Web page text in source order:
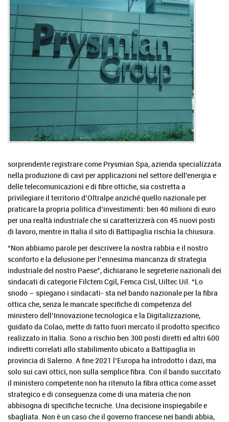
sorprendente registrare come Prysmian Spa, azienda specializzata
nella produzione di cavi per applicazioni nel settore dell'energia e
delle telecomunicazioni e di fibre ottiche, sia costretta a
privilegiare il territorio d’Oltralpe anziché quello nazionale per
praticare la propria politica d’investimenti: ben 40 milioni di euro
per una realtà industriale che si caratterizzerà con 45 nuovi posti
di lavoro, mentre in Italia il sito di Battipaglia rischia la chiusura.
“Non abbiamo parole per descrivere la nostra rabbia e il nostro
sconforto e la delusione per l’ennesima mancanza di strategia
industriale del nostro Paese”, dichiarano le segreterie nazionali dei
sindacati di categorie Filctem Cgil, Femca Cisl, Uiltec Uil. “Lo
snodo – spiegano i sindacati- sta nel bando nazionale per la fibra
ottica che, senza le mancate specifiche di competenza del
ministero dell’Innovazione tecnologica e la Digitalizzazione,
guidato da Colao, mette di fatto fuori mercato il prodotto specifico
realizzato in Italia. Sono a rischio ben 300 posti diretti ed altri 600
indiretti correlati allo stabilimento ubicato a Battipaglia in
provincia di Salerno. A fine 2021 l’Europa ha introdotto i dazi, ma
solo sui cavi ottici, non sulla semplice fibra. Con il bando succitato
il ministero competente non ha ritenuto la fibra ottica come asset
strategico e di conseguenza come di una materia che non
abbisogna di specifiche tecniche. Una decisione inspiegabile e
sbagliata. Non è un caso che il governo francese nei bandi abbia,